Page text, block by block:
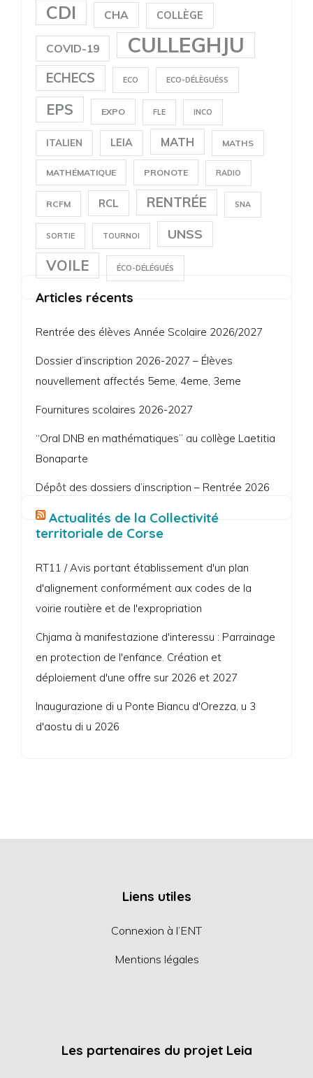
CDI CHA COLLÈGE
COVID-19 CULLEGHJU
ECHECS ECO ECO-DÉLÈGUÉSS
EPS EXPO FLE INCO
ITALIEN LEIA MATH MATHS
MATHÉMATIQUE PRONOTE RADIO
RCFM RCL RENTRÉE SNA
SORTIE TOURNOI UNSS
VOILE ÉCO-DÉLÉGUÉS
Articles récents
Rentrée des élèves Année Scolaire 2026/2027
Dossier d’inscription 2026-2027 – Élèves
nouvellement affectés 5eme, 4eme, 3eme
Fournitures scolaires 2026-2027
“Oral DNB en mathématiques” au collège Laetitia
Bonaparte
Dépôt des dossiers d’inscription – Rentrée 2026
Actualités de la Collectivité
territoriale de Corse
RT11 / Avis portant établissement d'un plan
d'alignement conformément aux codes de la
voirie routière et de l'expropriation
Chjama à manifestazione d'interessu : Parrainage
en protection de l'enfance. Création et
déploiement d'une offre sur 2026 et 2027
Inaugurazione di u Ponte Biancu d'Orezza, u 3
d'aostu di u 2026
Liens utiles
Connexion à l’ENT
Mentions légales
Les partenaires du projet Leia